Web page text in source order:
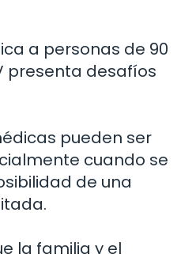
a personas de 90
presenta desafíos
pueden ser
cuando se
de una
la familia y el